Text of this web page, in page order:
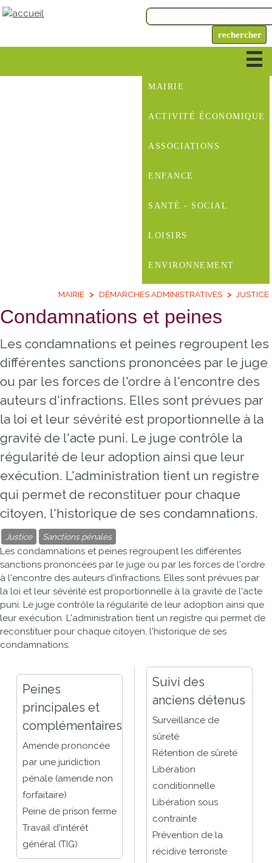
MAIRIE
ACTIVITÉ ÉCONOMIQUE
ASSOCIATIONS
ENFANCE
SANTÉ - SOCIAL
LOISIRS
ENVIRONNEMENT
MAIRIE DÉMARCHES ADMINISTRATIVES JUSTICE
Condamnations et peines
Les condamnations et peines regroupent les
différentes sanctions prononcées par le juge
ou par les forces de l'ordre à l'encontre des
auteurs d'infractions. Elles sont prévues par
la loi et leur sévérité est proportionnelle à la
gravité de l'acte puni. Le juge contrôle la
régularité de leur adoption ainsi que leur
exécution. L'administration tient un registre
qui permet de reconstituer pour chaque
citoyen, l'historique de ses condamnations.
Justice Sanctions pénales
Les condamnations et peines regroupent les différentes
sanctions prononcées par le juge ou par les forces de l'ordre
à l'encontre des auteurs d'infractions. Elles sont prévues par
la loi et leur sévérité est proportionnelle à la gravité de l'acte
puni. Le juge contrôle la régularité de leur adoption ainsi que
leur exécution. L'administration tient un registre qui permet de
reconstituer pour chaque citoyen, l'historique de ses
condamnations.
Peines
principales et
complémentaires
Amende prononcée
par une juridiction
pénale (amende non
forfaitaire)
Peine de prison ferme
Travail d'intérêt
général (TIG)
Suivi des
anciens détenus
Surveillance de
sûreté
Rétention de sûreté
Libération
conditionnelle
Libération sous
contrainte
Prévention de la
récidive terroriste